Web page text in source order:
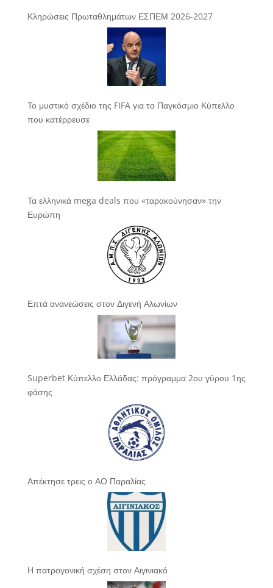
Κληρώσεις Πρωταθλημάτων ΕΣΠΕΜ 2026-2027
Το μυστικό σχέδιο της FIFA για το Παγκόσμιο Κύπελλο
που κατέρρευσε
Τα ελληνικά mega deals που «ταρακούνησαν» την
Ευρώπη
Επτά ανανεώσεις στον Διγενή Αλωνίων
Superbet Κύπελλο Ελλάδας: πρόγραμμα 2ου γύρου 1ης
φάσης
Απέκτησε τρεις ο ΑΟ Παραλίας
Η πατρογονική σχέση στον Αιγινιακό